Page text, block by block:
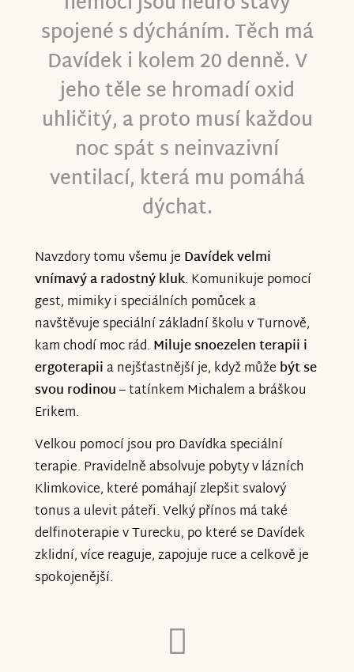
spojené s dýcháním. Těch má
Davídek i kolem 20 denně. V
jeho těle se hromadí oxid
uhličitý, a proto musí každou
noc spát s neinvazivní
ventilací, která mu pomáhá
dýchat.
Navzdory tomu všemu je Davídek velmi
vnímavý a radostný kluk. Komunikuje pomocí
gest, mimiky i speciálních pomůcek a
navštěvuje speciální základní školu v Turnově,
kam chodí moc rád. Miluje snoezelen terapii i
ergoterapiia nejšťastnější je, když může být se
svou rodinou– tatínkem Michalem a bráškou
Erikem.
Velkou pomocí jsou pro Davídka speciální
terapie. Pravidelně absolvuje pobyty v lázních
Klimkovice, které pomáhají zlepšit svalový
tonus a ulevit páteři. Velký přínos má také
delfinoterapie v Turecku, po které se Davídek
zklidní, více reaguje, zapojuje ruce a celkově je
spokojenější.